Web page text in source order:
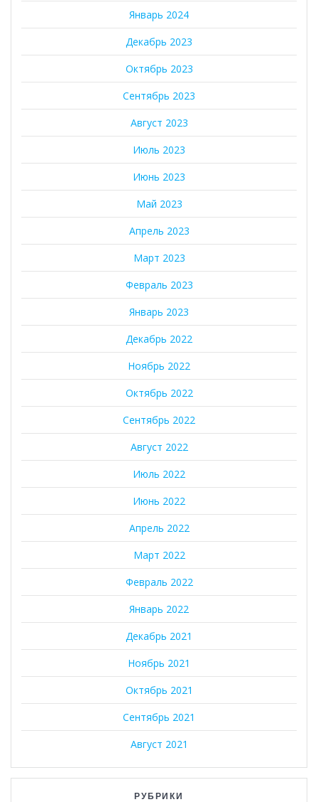
Январь 2024
Декабрь 2023
Октябрь 2023
Сентябрь 2023
Август 2023
Июль 2023
Июнь 2023
Май 2023
Апрель 2023
Март 2023
Февраль 2023
Январь 2023
Декабрь 2022
Ноябрь 2022
Октябрь 2022
Сентябрь 2022
Август 2022
Июль 2022
Июнь 2022
Апрель 2022
Март 2022
Февраль 2022
Январь 2022
Декабрь 2021
Ноябрь 2021
Октябрь 2021
Сентябрь 2021
Август 2021
РУБРИКИ